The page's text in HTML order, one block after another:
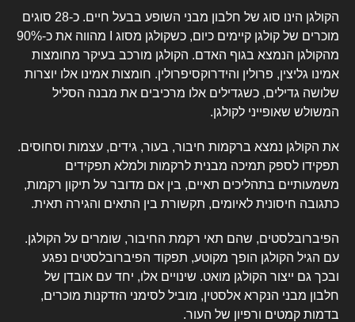
הקולגן הינו סוג של חלבון מבני השופע בבעל חיים. כ-28 סוגים
מוכרים של קולגן קיימים כיום, כשקולגן מסוג I מהווה את כ-90%
מהקולגן הנמצא בגוף האדם. הקולגן מורכב בעיקר מחומצות
אמינו גליצין, פרולין והידרוקסיפרולין. חומצות אמינו אלו יוצרות
שלושה גדילים, כשגדילים אלו מרכיבים את מבנה הסליל
המשולש שאופייני לקולגן.
את הקולגן נמצא ברקמות חיבור, בעור, גידים, עצמות וסחוסים.
תפקידו לספק תמיכה מבנית לרקמות ולמלא תפקידים
משמעותיים בתהליכים תאיים, בין אם מדובר על תיקון רקמות,
כתגובה חיסונית לאיומים, תקשורת בין התאים והגירה תאית.
הפיברובלסטים, שהם תאי רקמת החיבור, שומרים על הקולגן.
עם הגיל הקולגן הופך מקוטע, תפקוד הפיברובלסטים נפגע
ובכך גם ייצור הקולגן מואט. שינויים אלו, יחד עם אובדן של
חלבון מבני הנקרא אלסטין, מוביל לסימני הזדקנות מוכרים,
בדמות קמטים ורפיון של העור.